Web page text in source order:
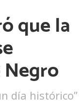
que la
día histórico”